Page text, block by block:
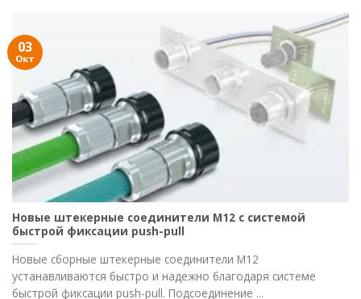
Новые штекерные соединители M12 с системой
быстрой фиксации push-pull
Новые сборные штекерные соединители M12
устанавливаются быстро и надежно благодаря системе
быстрой фиксации push-pull. Подсоединение ...
03
Окт